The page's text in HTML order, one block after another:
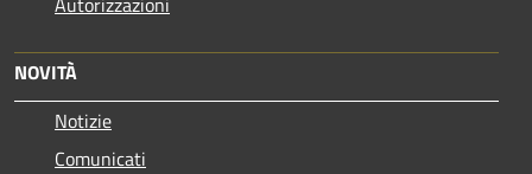
NOVITÀ
Notizie
Comunicati